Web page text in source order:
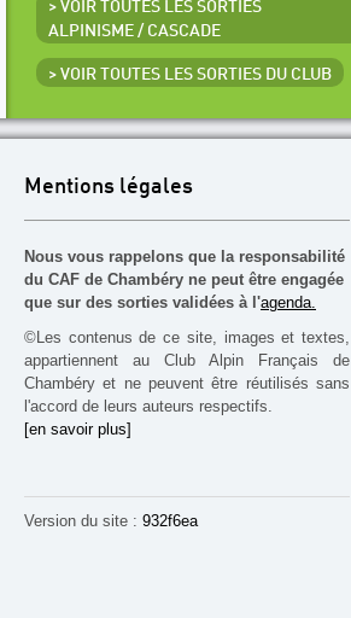
> VOIR TOUTES LES SORTIES
ALPINISME / CASCADE
> VOIR TOUTES LES SORTIES DU CLUB
Mentions légales
Nous vous rappelons que la responsabilité
du CAF de Chambéry ne peut être engagée
que sur des sorties validées à l'agenda.
©Les contenus de ce site, images et textes,
appartiennent au Club Alpin Français de
Chambéry et ne peuvent être réutilisés sans
l'accord de leurs auteurs respectifs.
[en savoir plus]
Version du site : 932f6ea